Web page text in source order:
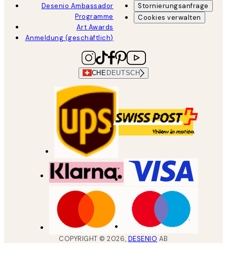
Desenio Ambassador
Programme
Art Awards
Anmeldung (geschäftlich)
Stornierungsanfrage
Cookies verwalten
CHE DEUTSCH
COPYRIGHT ©2026, DESENIO AB